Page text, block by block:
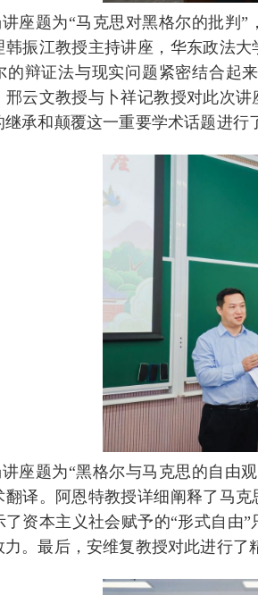
座题为“马克思对黑格尔的批判
韩振江教授主持讲座，华东政法
的辩证法与现实问题紧密结合起
邢云文教授与卜祥记教授对此次
承和颠覆这一重要学术话题进行
座题为“黑格尔与马克思的自由
翻译。阿恩特教授详细阐释了马
了资本主义社会赋予的“形式自由
。最后，安维复教授对此进行了